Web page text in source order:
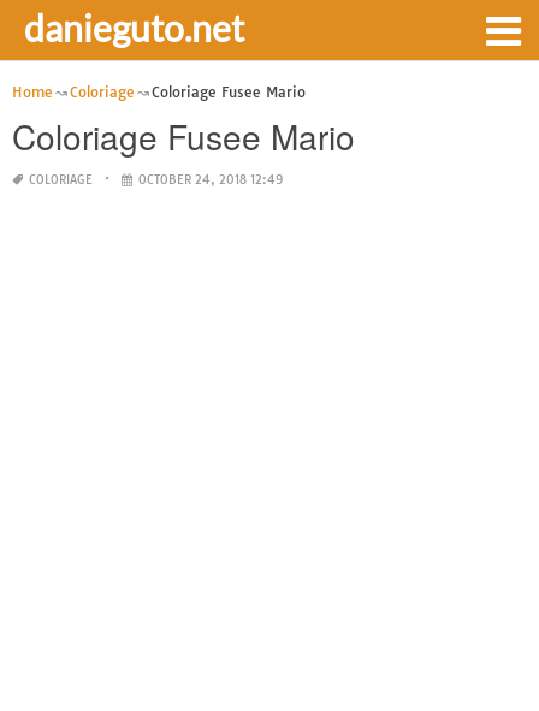
danieguto.net
Home Coloriage Coloriage Fusee Mario
Coloriage Fusee Mario
COLORIAGE OCTOBER 24, 2018 12:49